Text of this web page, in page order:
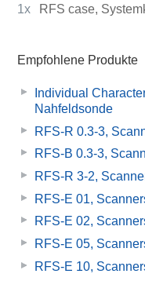
1x RFS case,
Empfohlene Produkte
Individual
Nahfeldsonde
RFS-R 0.3-3,
RFS-B 0.3-3,
RFS-R 3-2,
RFS-E 01,
RFS-E 02,
RFS-E 05,
RFS-E 10,